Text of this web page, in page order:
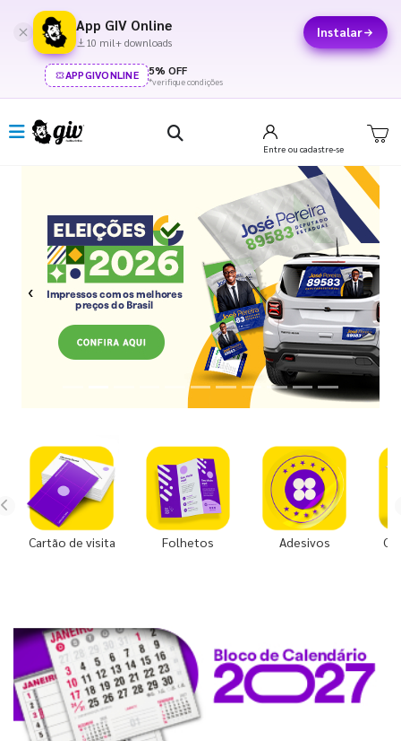
App GIV Online
10 mil+ downloads
Instalar
APPGIVONLINE 5% OFF
*verifique condições
Entre ou cadastre-se
Previous Next
Cartão de visita Folhetos Adesivos